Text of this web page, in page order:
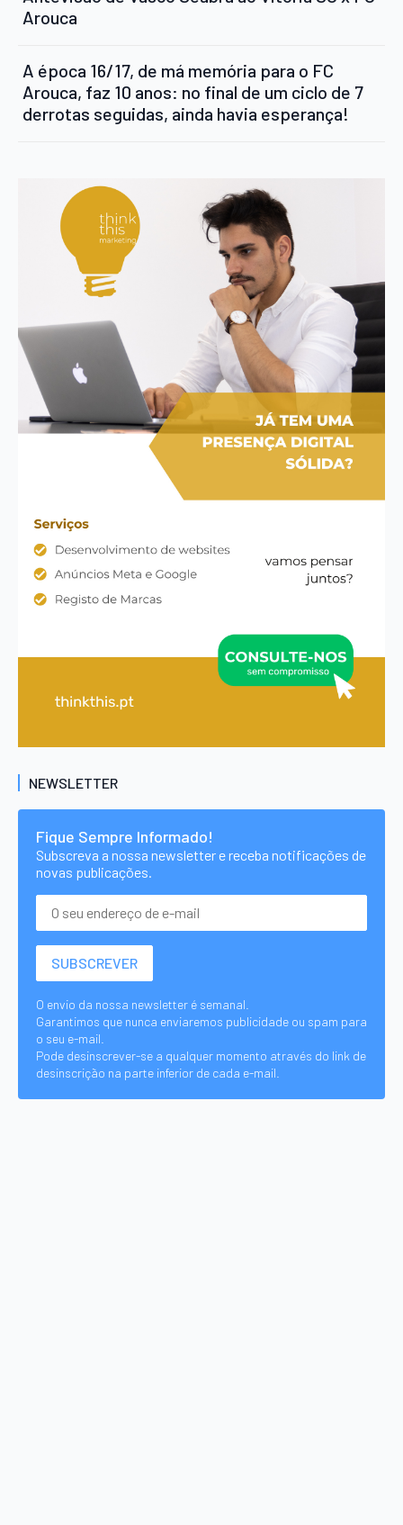
Arouca
A época 16/17, de má memória para o FC
Arouca, faz 10 anos: no final de um ciclo de 7
derrotas seguidas, ainda havia esperança!
NEWSLETTER
Fique Sempre Informado!
Subscreva a nossa newsletter e receba notificações de
novas publicações.
O envio da nossa newsletter é semanal.
Garantimos que nunca enviaremos publicidade ou spam para
o seu e-mail.
Pode desinscrever-se a qualquer momento através do link de
desinscrição na parte inferior de cada e-mail.